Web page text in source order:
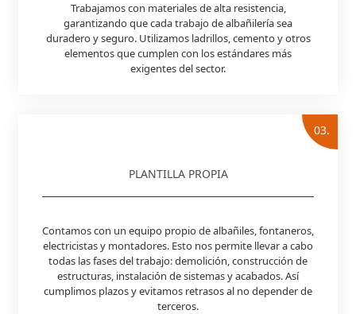
Trabajamos con materiales de alta resistencia,
garantizando que cada trabajo de albañilería sea
duradero y seguro. Utilizamos ladrillos, cemento y otros
elementos que cumplen con los estándares más
exigentes del sector.
03.
PLANTILLA PROPIA
Contamos con un equipo propio de albañiles, fontaneros,
electricistas y montadores. Esto nos permite llevar a cabo
todas las fases del trabajo: demolición, construcción de
estructuras, instalación de sistemas y acabados. Así
cumplimos plazos y evitamos retrasos al no depender de
terceros.